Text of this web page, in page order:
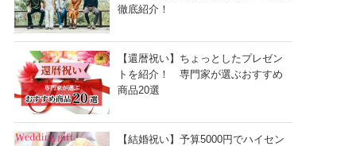
徹底紹介！
【還暦祝い】ちょっとしたプレゼン
トを紹介！ 専門家が選ぶおすすめ
商品20選
【結婚祝い】予算5000円でハイセン